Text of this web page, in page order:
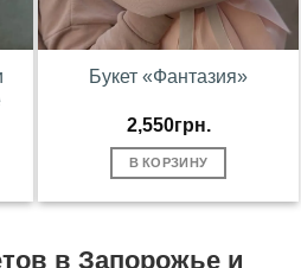
Букет «Фантазия»
2,550грн.
В КОРЗИНУ
в Запорожье и